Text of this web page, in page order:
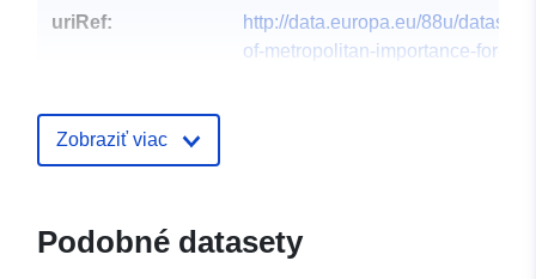
uriRef:
http://data.europa.eu/88u/dataset/
of-metropolitan-importance-for-
Zobraziť viac
Podobné datasety